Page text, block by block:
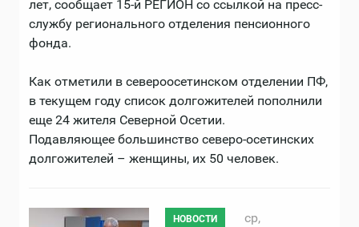
лет, сообщает 15-й РЕГИОН со ссылкой на пресс-
службу регионального отделения пенсионного
фонда.
Как отметили в североосетинском отделении ПФ,
в текущем году список долгожителей пополнили
еще 24 жителя Северной Осетии.
Подавляющее большинство северо-осетинских
долгожителей – женщины, их 50 человек.
НОВОСТИ
ср,